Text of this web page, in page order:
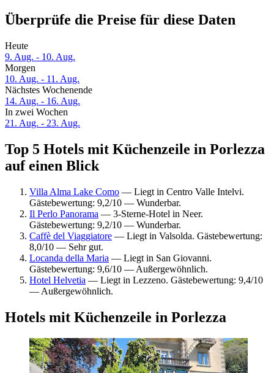
Überprüfe die Preise für diese Daten
Heute
9. Aug. - 10. Aug.
Morgen
10. Aug. - 11. Aug.
Nächstes Wochenende
14. Aug. - 16. Aug.
In zwei Wochen
21. Aug. - 23. Aug.
Top 5 Hotels mit Küchenzeile in Porlezza
auf einen Blick
Villa Alma Lake Como — Liegt in Centro Valle Intelvi.
Gästebewertung: 9,2/10 — Wunderbar.
Il Perlo Panorama — 3-Sterne-Hotel in Neer.
Gästebewertung: 9,2/10 — Wunderbar.
Caffè del Viaggiatore — Liegt in Valsolda. Gästebewertung:
8,0/10 — Sehr gut.
Locanda della Maria — Liegt in San Giovanni.
Gästebewertung: 9,6/10 — Außergewöhnlich.
Hotel Helvetia — Liegt in Lezzeno. Gästebewertung: 9,4/10
— Außergewöhnlich.
Hotels mit Küchenzeile in Porlezza